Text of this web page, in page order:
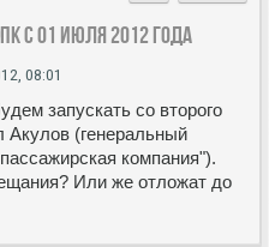
с 01 июля 2012 года
08:01
запускать со второго
Акулов (генеральный
компания").
Или же отложат до